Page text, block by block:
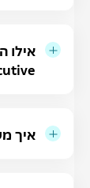
?
איך